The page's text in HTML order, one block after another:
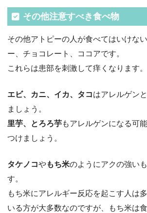
その他注意すべき食べ物
その他アトピーの人が食べてはいけない
ー、チョコレート、ココアです。
これらは患部を刺激して痒くなります。
エビ、カニ、イカ、タコはアレルゲン
ましょう。
里芋、とろろ芋もアレルゲンになる可
つけましょう。
タケノコやもち米のようにアクの強い
す。
もち米にアレルギー反応を起こす人は
いる方が大多数なのですが、もち米は